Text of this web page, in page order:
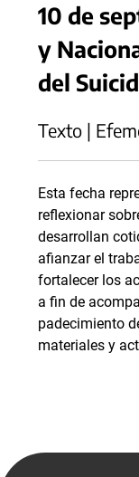
10 de
y
del
Texto |
Esta fecha
reflexionar
desarrollan
afianzar el
fortalecer los
a fin de
padecimiento
materiales y